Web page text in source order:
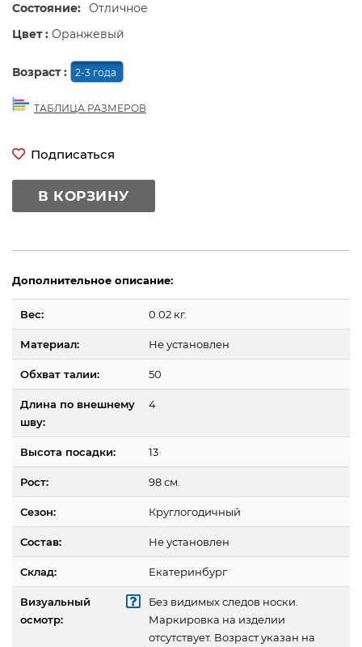
Состояние: Отличное
Цвет : Оранжевый
Возраст : 2-3 года
ТАБЛИЦА РАЗМЕРОВ
Подписаться
В КОРЗИНУ
Дополнительное описание:
Вес: 0.02 кг.
Материал: Не установлен
Обхват талии: 50
Длина по внешнему
шву:
4
Высота посадки: 13
Рост: 98 см.
Сезон: Круглогодичный
Состав: Не установлен
Склад: Екатеринбург
Визуальный
осмотр:
Без видимых следов носки.
Маркировка на изделии
отсутствует. Возраст указан на